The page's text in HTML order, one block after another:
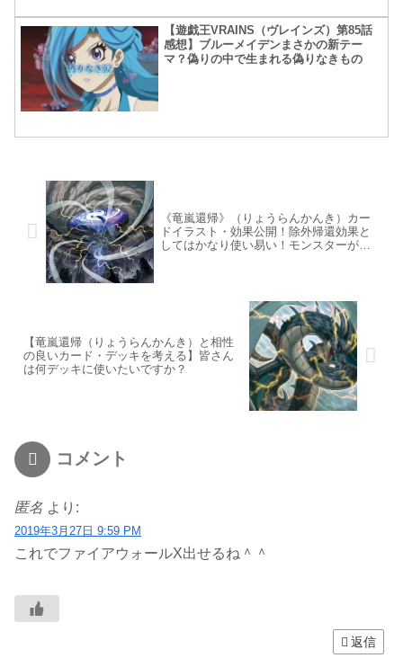
【遊戯王VRAINS（ヴレインズ）第85話
感想】ブルーメイデンまさかの新テー
マ？偽りの中で生まれる偽りなきもの
《竜嵐還帰》（りょうらんかんき）カー
ドイラスト・効果公開！除外帰還効果と
してはかなり使い易い！モンスターが手
【竜嵐還帰（りょうらんかんき）と相性
の良いカード・デッキを考える】皆さん
は何デッキに使いたいですか？
コメント
匿名 より:
2019年3月27日 9:59 PM
これでファイアウォールX出せるね＾＾
返信